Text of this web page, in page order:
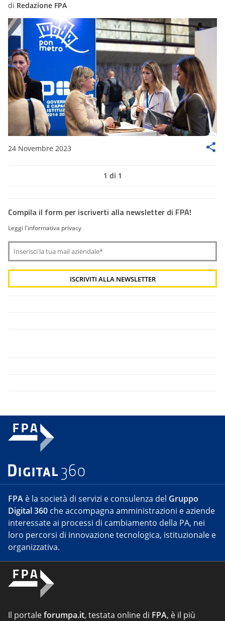
di Redazione FPA
24 Novembre 2023
1 di 1
Compila il form per iscriverti alla newsletter di FPA!
Leggi l'informativa privacy
FPA è la società di servizi e consulenza del Gruppo
Digital 360 che accompagna amministrazioni e aziende
interessate ai processi di cambiamento della PA, nei
loro percorsi di innovazione tecnologica, istituzionale e
organizzativa.
Il portaleforumpa.it, testata online di FPA, è il più